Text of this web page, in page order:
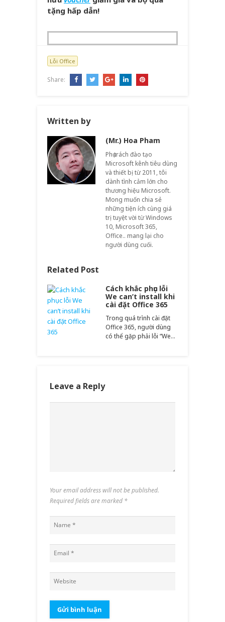
tặng hấp dẫn!
Lỗi Office
Share:
Written by
(Mr.) Hoa Pham
Phụ trách đào tạo
Microsoft kênh tiêu dùng
và thiết bị từ 2011, tôi
dành tình cảm lớn cho
thương hiệu Microsoft.
Mong muốn chia sẻ
những tiện ích cùng giá
trị tuyệt vời từ Windows
10, Microsoft 365,
Office.. mang lại cho
người dùng cuối.
Related Post
Cách khắc phục lỗi
We can’t install khi
cài đặt Office 365
Trong quá trình cài đặt
Office 365, người dùng
có thể gặp phải lỗi “We…
Leave a Reply
Your email address will not be published.
Required fields are marked *